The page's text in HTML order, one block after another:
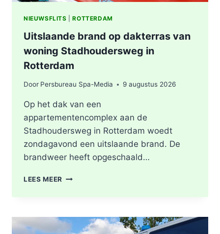
NIEUWSFLITS |ROTTERDAM
Uitslaande brand op dakterras van
woning Stadhoudersweg in
Rotterdam
Door Persbureau Spa-Media 9 augustus 2026
Op het dak van een
appartementencomplex aan de
Stadhoudersweg in Rotterdam woedt
zondagavond een uitslaande brand. De
brandweer heeft opgeschaald…
LEES MEER UITSLAANDE
VAN
WONING